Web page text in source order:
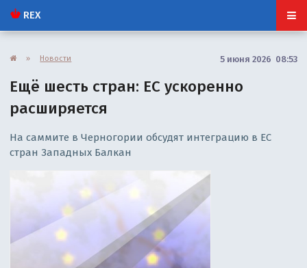
REX
» Новости 5 июня 2026 08:53
Ещё шесть стран: ЕС ускоренно
расширяется
На саммите в Черногории обсудят интеграцию в ЕС
стран Западных Балкан